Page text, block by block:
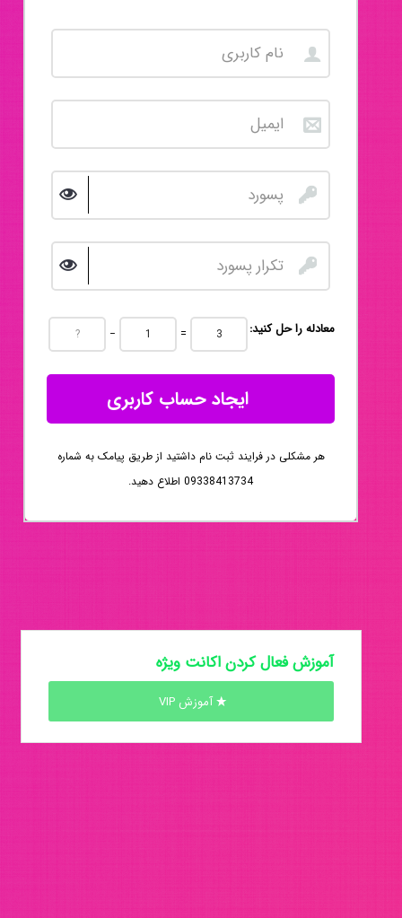
:معادله را حل کنید − =
ایجاد حساب کاربری
هر مشکلی در فرایند ثبت نام داشتید از طریق پیامک به شماره
09338413734 اطلاع دهید.
آموزش فعال کردن اکانت ویژه
آموزش VIP